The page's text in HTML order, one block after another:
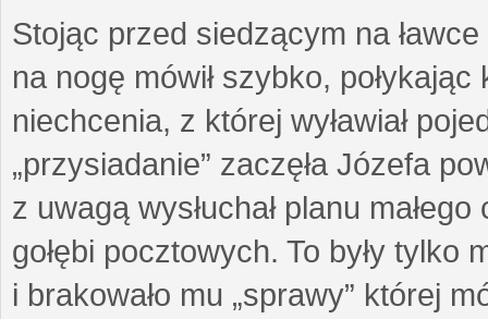
Stojąc przed siedzącym na
na nogę mówił szybko,
niechcenia, z której wyławiał
„przysiadanie” zaczęła Józefa
z uwagą wysłuchał planu
gołębi pocztowych. To były tylko
i brakowało mu „sprawy” której